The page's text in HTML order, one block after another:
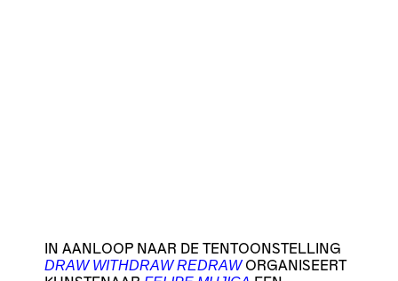
IN AANLOOP NAAR DE TENTOONSTELLING
DRAW WITHDRAW REDRAWORGANISEERT